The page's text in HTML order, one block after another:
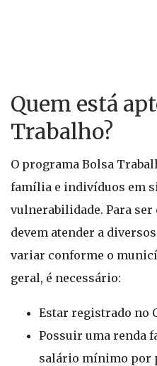
Quem está
Trabalho?
O programa Bolsa
família e indivíduos em
vulnerabilidade. Para
devem atender a
variar conforme o
geral, é necessário:
Estar registrado no
Possuir uma renda
salário mínimo por